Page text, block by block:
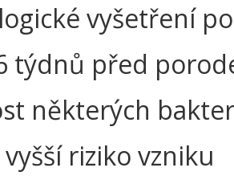
vyšetření
týdnů před
některých
riziko vzniku